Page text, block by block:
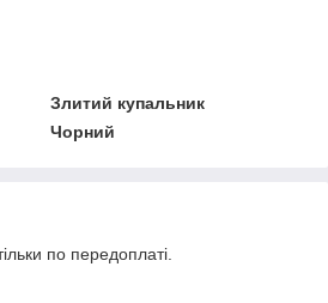
Злитий купальник
Чорний
по передоплаті.